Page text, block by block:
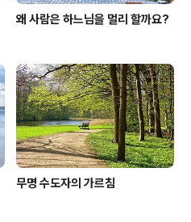
왜 사람은 하느님을 멀리 할까요?
무명 수도자의 가르침